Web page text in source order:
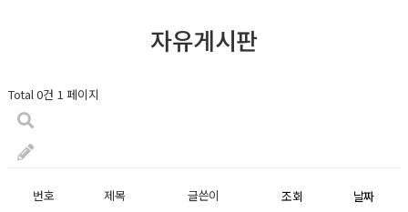
자유게시판
Total 0건 1 페이지
번호 제목 글쓴이 조회 날짜